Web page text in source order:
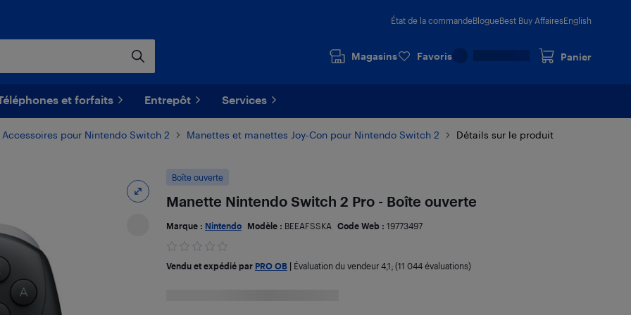
État de la commandeBlogueBest Buy AffairesEnglish
Magasins Favoris Panier
et forfaits Entrepôt Services
Accessoires pour Nintendo Switch 2 Manettes et manettes Joy-Con pour Nintendo Switch 2 Détails sur le produit
Boîte ouverte
Manette Nintendo Switch 2 Pro - Boîte ouverte
Marque : Nintendo Modèle : BEEAFSSKA Code Web : 19773497
Vendu et expédié par PRO OB| Évaluation du vendeur 4,1; (11 044 évaluations)